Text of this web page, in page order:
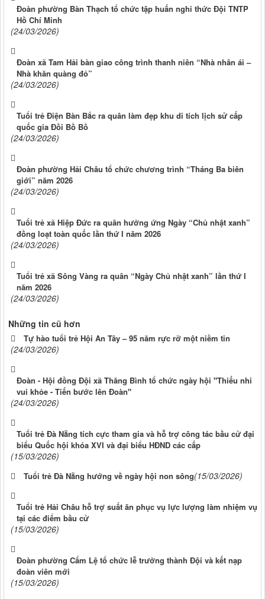
Đoàn phường Bàn Thạch tổ chức tập huấn nghi thức Đội TNTP
Hồ Chí Minh
(24/03/2026)
Đoàn xã Tam Hải bàn giao công trình thanh niên “Nhà nhân ái –
Nhà khăn quàng đỏ”
(24/03/2026)
Tuổi trẻ Điện Bàn Bắc ra quân làm đẹp khu di tích lịch sử cấp
quốc gia Đồi Bồ Bồ
(24/03/2026)
Đoàn phường Hải Châu tổ chức chương trình “Tháng Ba biên
giới” năm 2026
(24/03/2026)
Tuổi trẻ xã Hiệp Đức ra quân hưởng ứng Ngày “Chủ nhật xanh”
đồng loạt toàn quốc lần thứ I năm 2026
(24/03/2026)
Tuổi trẻ xã Sông Vàng ra quân “Ngày Chủ nhật xanh” lần thứ I
năm 2026
(24/03/2026)
Những tin cũ hơn
Tự hào tuổi trẻ Hội An Tây – 95 năm rực rỡ một niềm tin
(24/03/2026)
Đoàn - Hội đồng Đội xã Thăng Bình tổ chức ngày hội "Thiếu nhi
vui khỏe - Tiến bước lên Đoàn"
(24/03/2026)
Tuổi trẻ Đà Nẵng tích cực tham gia và hỗ trợ công tác bầu cử đại
biểu Quốc hội khóa XVI và đại biểu HĐND các cấp
(15/03/2026)
Tuổi trẻ Đà Nẵng hướng về ngày hội non sông(15/03/2026)
Tuổi trẻ Hải Châu hỗ trợ suất ăn phục vụ lực lượng làm nhiệm vụ
tại các điểm bầu cử
(15/03/2026)
Đoàn phường Cẩm Lệ tổ chức lễ trưởng thành Đội và kết nạp
đoàn viên mới
(15/03/2026)